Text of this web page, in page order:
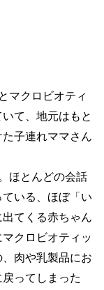
マクロビオティ
て、地元はもと
子連れママさん
ほとんどの会話
いる、ほぼ「い
てくる赤ちゃん
クロビオティッ
肉や乳製品にお
ってしまった